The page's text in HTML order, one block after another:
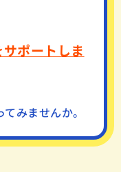
ポートしま
みませんか。